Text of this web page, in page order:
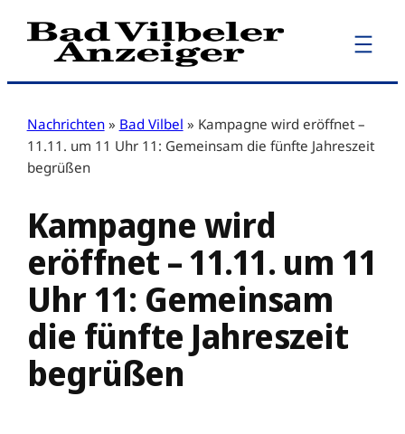
Zum
Inhalt
Nachrichten » Bad Vilbel » Kampagne wird eröffnet –
11.11. um 11 Uhr 11: Gemeinsam die fünfte Jahreszeit
begrüßen
Kampagne wird
eröffnet – 11.11. um 11
Uhr 11: Gemeinsam
die fünfte Jahreszeit
begrüßen